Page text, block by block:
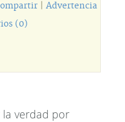
| Advertencia
(0)
la verdad por